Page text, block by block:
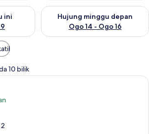
ini
hujung minggu ini Ogo 7 - Ogo 9
Hujung minggu depan
Ogo 14 - Ogo 16
Semak ketersediaan untuk
10 bilik
Deluxe Room | Peralatan tempat